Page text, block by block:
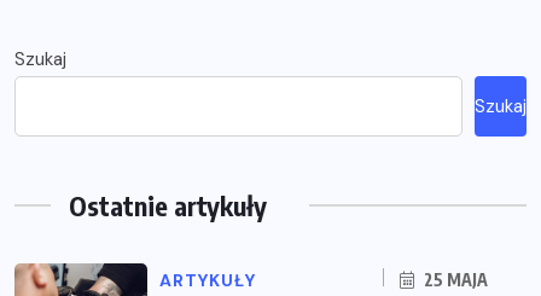
Szukaj
Szukaj
Ostatnie artykuły
ARTYKUŁY
25 MAJA